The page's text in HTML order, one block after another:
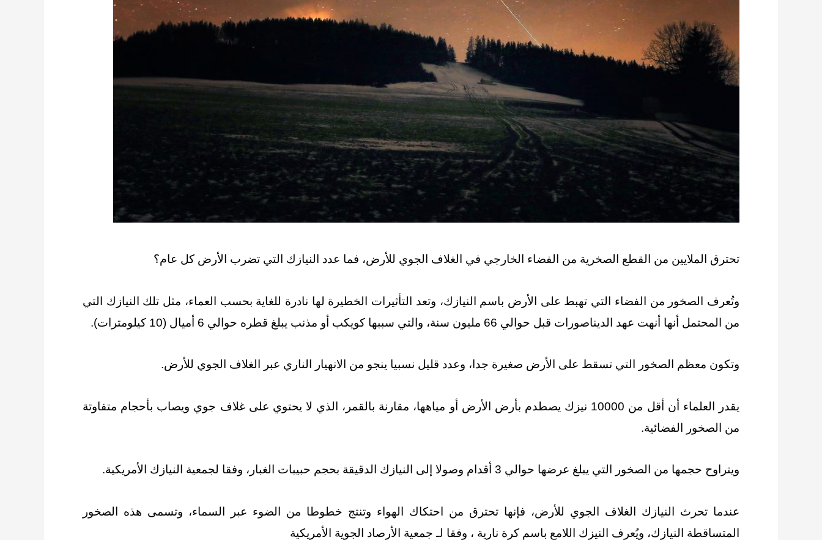
تحترق الملايين من القطع الصخرية من الفضاء الخارجي في الغلاف الجوي للأرض، فما عدد النيازك التي تضرب الأرض كل عام؟
وتُعرف الصخور من الفضاء التي تهبط على الأرض باسم النيازك، وتعد التأثيرات الخطيرة لها نادرة للغاية بحسب العماء، مثل تلك النيازك التي
من المحتمل أنها أنهت عهد الديناصورات قبل حوالي 66 مليون سنة، والتي سببها كويكب أو مذنب يبلغ قطره حوالي 6 أميال (10 كيلومترات).
وتكون معظم الصخور التي تسقط على الأرض صغيرة جدا، وعدد قليل نسبيا ينجو من الانهيار الناري عبر الغلاف الجوي للأرض.
يقدر العلماء أن أقل من 10000 نيزك يصطدم بأرض الأرض أو مياهها، مقارنة بالقمر، الذي لا يحتوي على غلاف جوي ويصاب بأحجام متفاوتة
من الصخور الفضائية.
ويتراوح حجمها من الصخور التي يبلغ عرضها حوالي 3 أقدام وصولا إلى النيازك الدقيقة بحجم حبيبات الغبار، وفقا لجمعية النيازك الأمريكية.
عندما تحرث النيازك الغلاف الجوي للأرض، فإنها تحترق من احتكاك الهواء وتنتج خطوطا من الضوء عبر السماء، وتسمى هذه الصخور
المتساقطة النيازك، ويُعرف النيزك اللامع باسم كرة نارية ، وفقا لـ جمعية الأرصاد الجوية الأمريكية